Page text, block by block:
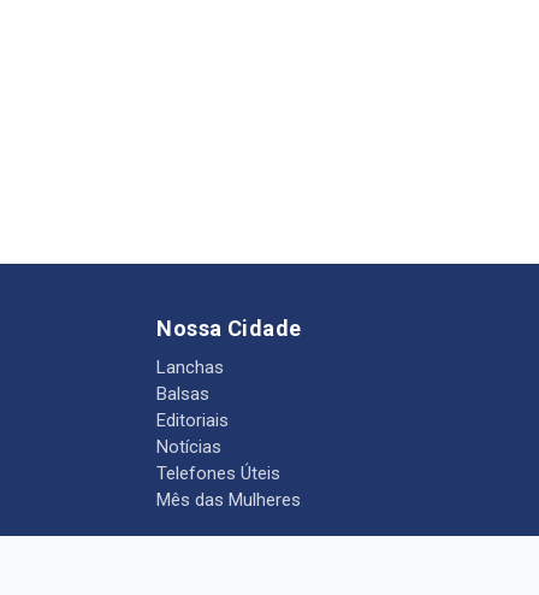
Nossa Cidade
Lanchas
Balsas
Editoriais
Notícias
Telefones Úteis
Mês das Mulheres